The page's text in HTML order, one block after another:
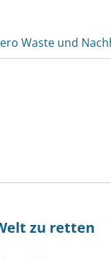
Waste und
Welt zu retten
zu retten